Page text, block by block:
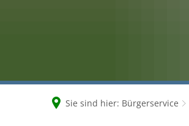
Sie sind hier: Bürgerservice